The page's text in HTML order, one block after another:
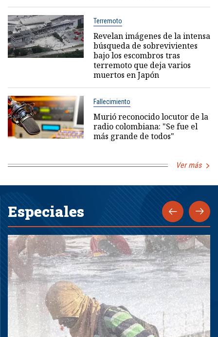
Terremoto
Revelan imágenes de la intensa
búsqueda de sobrevivientes
bajo los escombros tras
terremoto que deja varios
muertos en Japón
Fallecimiento
Murió reconocido locutor de la
radio colombiana: "Se fue el
más grande de todos"
Ver más
Especiales